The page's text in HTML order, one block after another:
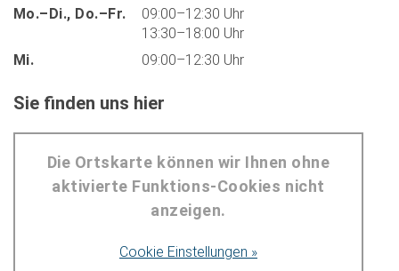
Mo.–Di., Do.–Fr.
09:00–12:30 Uhr
13:30–18:00 Uhr
Mi.
09:00–12:30 Uhr
Sie finden uns hier
Die Ortskarte können wir Ihnen ohne
aktivierte Funktions-Cookies nicht
anzeigen.
Cookie Einstellungen »